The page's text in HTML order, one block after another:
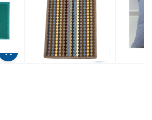
$15.9
全場買4送1(共選5件商品)
$39.9